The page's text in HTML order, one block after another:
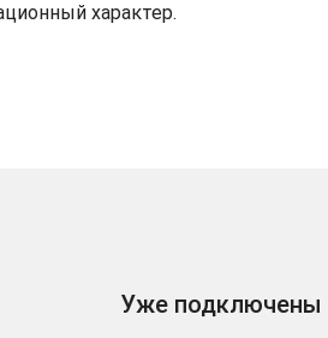
характер.
Уже подключены